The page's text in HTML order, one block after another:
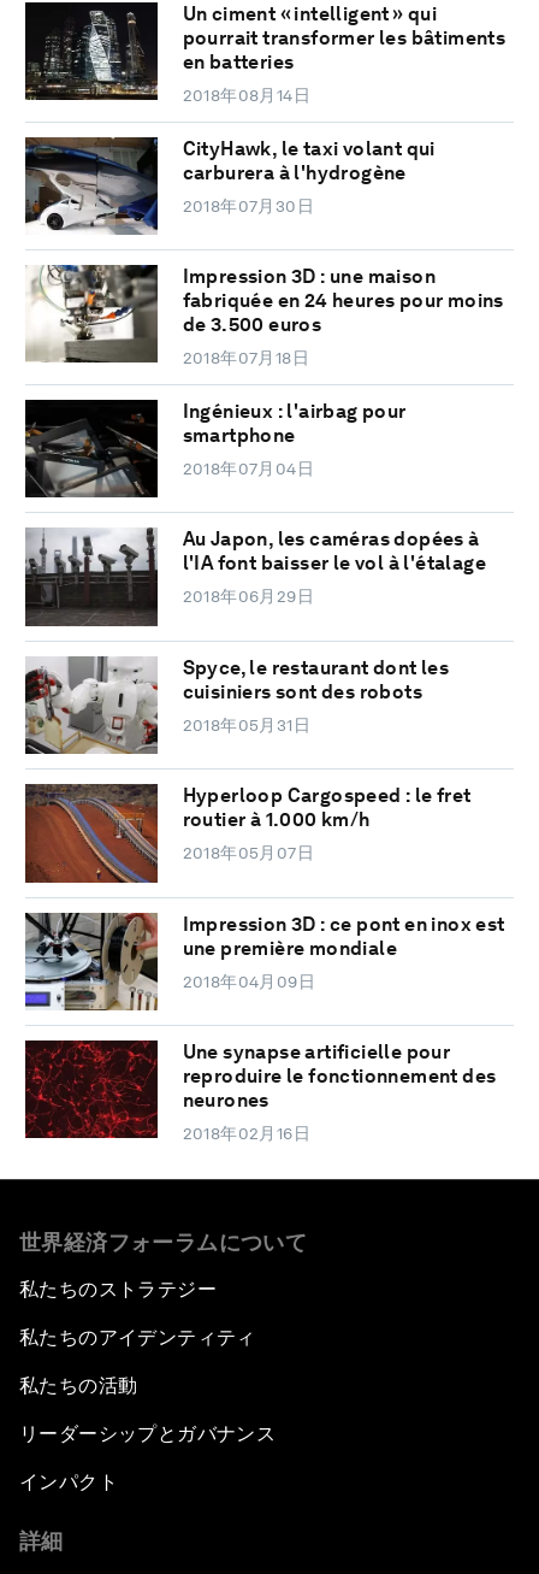
Un ciment « intelligent » qui
pourrait transformer les bâtiments
en batteries
2018年08月14日
CityHawk, le taxi volant qui
carburera à l'hydrogène
2018年07月30日
Impression 3D : une maison
fabriquée en 24 heures pour moins
de 3.500 euros
2018年07月18日
Ingénieux : l'airbag pour
smartphone
2018年07月04日
Au Japon, les caméras dopées à
l'IA font baisser le vol à l'étalage
2018年06月29日
Spyce, le restaurant dont les
cuisiniers sont des robots
2018年05月31日
Hyperloop Cargospeed : le fret
routier à 1.000 km/h
2018年05月07日
Impression 3D : ce pont en inox est
une première mondiale
2018年04月09日
Une synapse artificielle pour
reproduire le fonctionnement des
neurones
2018年02月16日
世界経済フォーラムについて
私たちのストラテジー
私たちのアイデンティティ
私たちの活動
リーダーシップとガバナンス
インパクト
詳細